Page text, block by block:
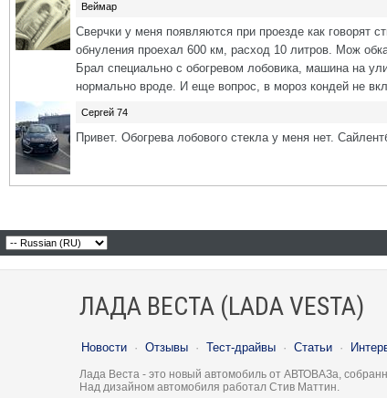
Веймар
Сверчки у меня появляются при проезде как говорят
обнуления проехал 600 км, расход 10 литров. Мож
Брал специально с обогревом лобовика, машина на
нормально вроде. И еще вопрос, в мороз кондей не
Сергей 74
Привет. Обогрева лобового стекла у меня нет.
ЛАДА ВЕСТА (LADA VESTA)
Новости · Отзывы · Тест-драйвы · Статьи ·
Лада Веста - это новый автомобиль от АВТОВАЗа,
Над дизайном автомобиля работал Стив Маттин.